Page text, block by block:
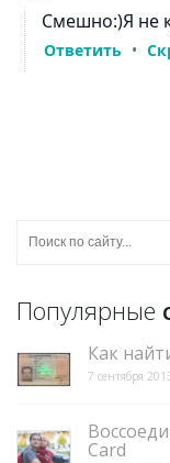
Популярные
Как
7 сентября
Card